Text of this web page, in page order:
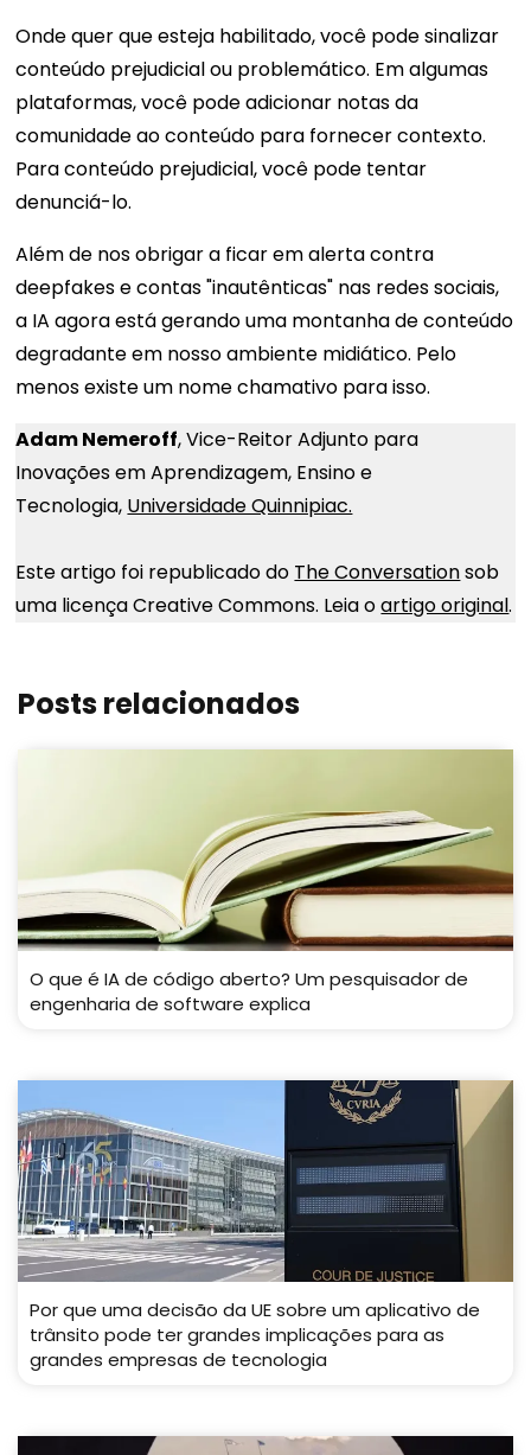
Onde quer que esteja habilitado, você pode sinalizar
conteúdo prejudicial ou problemático. Em algumas
plataformas, você pode adicionar notas da
comunidade ao conteúdo para fornecer contexto.
Para conteúdo prejudicial, você pode tentar
denunciá-lo.
Além de nos obrigar a ficar em alerta contra
deepfakes e contas "inautênticas" nas redes sociais,
a IA agora está gerando uma montanha de conteúdo
degradante em nosso ambiente midiático. Pelo
menos existe um nome chamativo para isso.
Adam Nemeroff, Vice-Reitor Adjunto para
Inovações em Aprendizagem, Ensino e
Tecnologia, Universidade Quinnipiac.
Este artigo foi republicado do The Conversationsob
uma licença Creative Commons. Leia oartigo original.
Posts relacionados
O que é IA de código aberto? Um pesquisador de
engenharia de software explica
Por que uma decisão da UE sobre um aplicativo de
trânsito pode ter grandes implicações para as
grandes empresas de tecnologia